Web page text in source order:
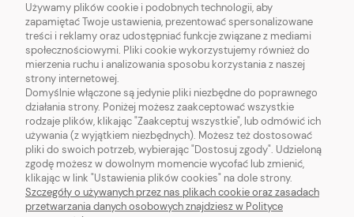
O NAS
OBSŁUGA KLIENTA
POMOC
MOJE KONTO
Używamy plików cookie i podobnych technologii, aby
zapamiętać Twoje ustawienia, prezentować spersonalizowane
treści i reklamy oraz udostępniać funkcje związane z mediami
społecznościowymi. Pliki cookie wykorzystujemy również do
mierzenia ruchu i analizowania sposobu korzystania z naszej
strony internetowej.
Domyślnie włączone są jedynie pliki niezbędne do poprawnego
działania strony. Poniżej możesz zaakceptować wszystkie
rodzaje plików, klikając "Zaakceptuj wszystkie", lub odmówić ich
używania (z wyjątkiem niezbędnych). Możesz też dostosować
pliki do swoich potrzeb, wybierając "Dostosuj zgody". Udzieloną
zgodę możesz w dowolnym momencie wycofać lub zmienić,
klikając w link "Ustawienia plików cookies" na dole strony.
Szczegóły o używanych przez nas plikach cookie oraz zasadach
przetwarzania danych osobowych znajdziesz w Polityce